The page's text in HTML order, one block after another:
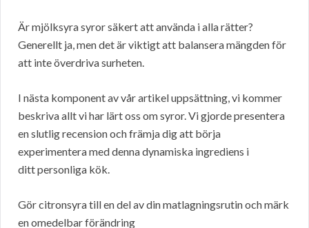
Är mjölksyra syror säkert att använda i alla rätter?
Generellt ja, men det är viktigt att balansera mängden för
att inte överdriva surheten.
I nästa komponent av vår artikel uppsättning, vi kommer
beskriva allt vi har lärt oss om syror. Vi gjorde presentera
en slutlig recension och främja dig att börja
experimentera med denna dynamiska ingrediens i
ditt personliga kök.
Gör citronsyra till en del av din matlagningsrutin och märk
en omedelbar förändring